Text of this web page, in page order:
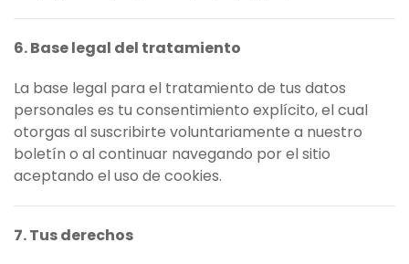
6. Base legal del tratamiento
La base legal para el tratamiento de tus datos
personales es tu consentimiento explícito, el cual
otorgas al suscribirte voluntariamente a nuestro
boletín o al continuar navegando por el sitio
aceptando el uso de cookies.
7. Tus derechos